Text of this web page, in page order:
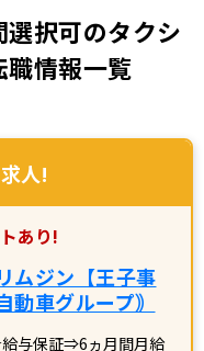
択可のタクシ
職情報一覧
人!
あり!
ムジン【王子事
車グループ｠
与保証⇒6ヵ月間月給